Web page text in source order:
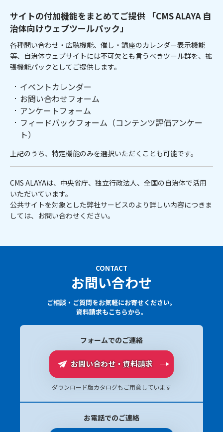
サイトの付加機能をまとめてご提供 「CMS ALAYA 自
治体向けウェブツールパック」
各種問い合わせ・広聴機能、催し・講座のカレンダー表示機能
等、自治体ウェブサイトには不可欠とも言うべきツール群を、拡
張機能パックとしてご提供します。
イベントカレンダー
お問い合わせフォーム
アンケートフォーム
フィードバックフォーム（コンテンツ評価アンケー
ト）
上記のうち、特定機能のみを選択いただくことも可能です。
CMS ALAYAは、中央省庁、独立行政法人、全国の自治体で活用
いただいています。
公共サイトを対象とした弊社サービスのより詳しい内容につきま
しては、お問い合わせください。
CONTACT
お問い合わせ
ご相談・ご質問をお気軽にお寄せください。
資料請求もこちらから。
フォームでのご連絡
お問い合わせ・資料請求
ダウンロード版カタログもご用意しています
お電話でのご連絡